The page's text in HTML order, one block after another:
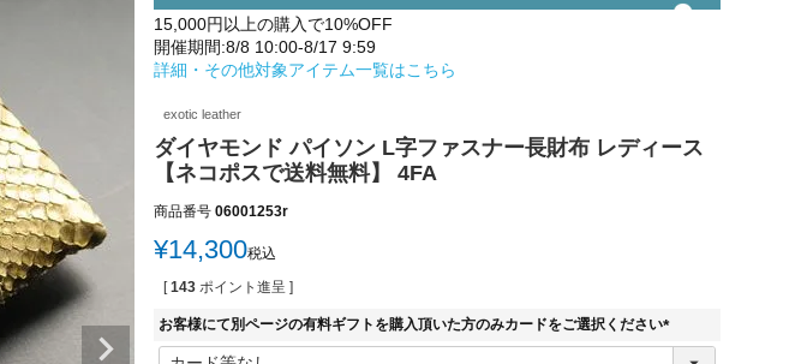
15,000円以上の購入で10%OFF
開催期間:8/8 10:00-8/17 9:59
詳細・その他対象アイテム一覧はこちら
exotic leather
ダイヤモンド パイソン L字ファスナー長財布 レディース
【ネコポスで送料無料】 4FA
商品番号 06001253r
¥14,300税込
[ 143 ポイント進呈 ]
お客様にて別ページの有料ギフトを購入頂いた方のみカードをご選択ください
(